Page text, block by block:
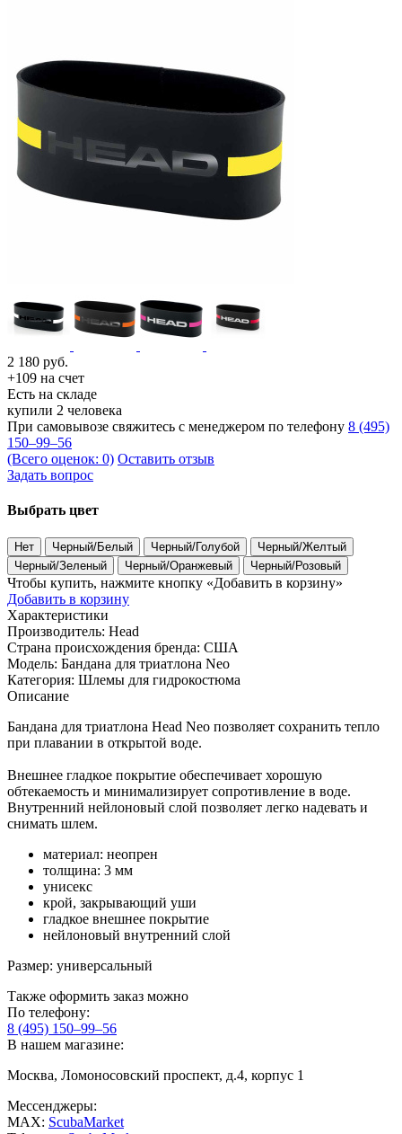
2 180 руб.
+109 на счет
Есть на складе
купили 2 человека
При самовывозе свяжитесь с менеджером по телефону 8 (495)
150–99–56
(Всего оценок: 0) Оставить отзыв
Задать вопрос
Выбрать цвет
Нет Черный/Белый Черный/Голубой
Черный/Желтый
Черный/Зеленый
Черный/Оранжевый Черный/Розовый
Чтобы купить, нажмите кнопку «Добавить в корзину»
Добавить в корзину
Характеристики
Производитель: Head
Страна происхождения бренда: США
Модель: Бандана для триатлона Neo
Категория: Шлемы для гидрокостюма
Описание
Бандана для триатлона Head Neo позволяет сохранить тепло
при плавании в открытой воде.
Внешнее гладкое покрытие обеспечивает хорошую
обтекаемость и минимализирует сопротивление в воде.
Внутренний нейлоновый слой позволяет легко надевать и
снимать шлем.
материал: неопрен
толщина: 3 мм
унисекс
крой, закрывающий уши
гладкое внешнее покрытие
нейлоновый внутренний слой
Размер: универсальный
Также оформить заказ можно
По телефону:
8 (495) 150–99–56
В нашем магазине:
Москва, Ломоносовский проспект, д.4, корпус 1
Мессенджеры:
MAX: ScubaMarket